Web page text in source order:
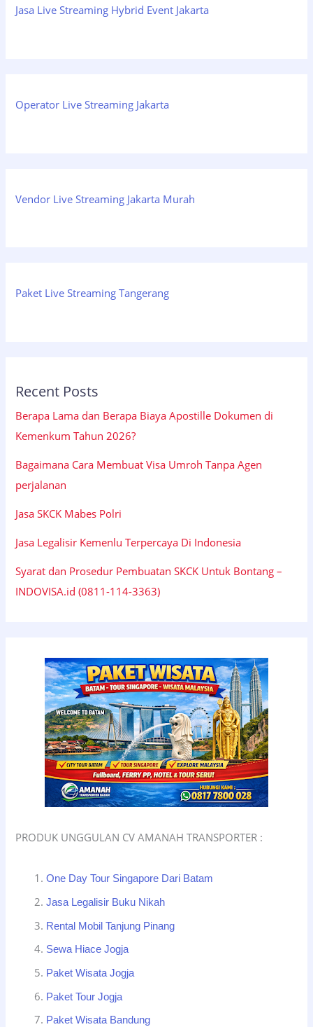
Jasa Live Streaming Hybrid Event Jakarta
Operator Live Streaming Jakarta
Vendor Live Streaming Jakarta Murah
Paket Live Streaming Tangerang
Recent Posts
Berapa Lama dan Berapa Biaya Apostille Dokumen di
Kemenkum Tahun 2026?
Bagaimana Cara Membuat Visa Umroh Tanpa Agen
perjalanan
Jasa SKCK Mabes Polri
Jasa Legalisir Kemenlu Terpercaya Di Indonesia
Syarat dan Prosedur Pembuatan SKCK Untuk Bontang –
INDOVISA.id (0811-114-3363)
PRODUK UNGGULAN CV AMANAH TRANSPORTER :
One Day Tour Singapore Dari Batam
Jasa Legalisir Buku Nikah
Rental Mobil Tanjung Pinang
Sewa Hiace Jogja
Paket Wisata Jogja
Paket Tour Jogja
Paket Wisata Bandung